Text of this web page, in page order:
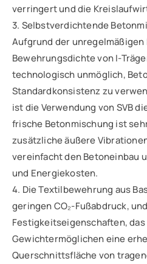
verringert und die
3. Selbstverdichtende
Aufgrund der unregelmäßigen
Bewehrungsdichte von I-
technologisch unmöglich,
Standardkonsistenz zu
ist die Verwendung von SVB
frische Betonmischung ist
zusätzliche äußere
vereinfacht den Betoneinbau
und Energiekosten.
4. Die Textilbewehrung aus
geringen CO₂-Fußabdruck,
Festigkeitseigenschaften,
Gewichtermöglichen eine
Querschnittsfläche von